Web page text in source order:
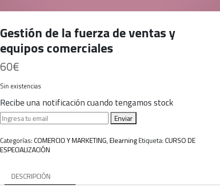
Gestión de la fuerza de ventas y
equipos comerciales
60€
Sin existencias
Recibe una notificación cuando tengamos stock
Enviar
Categorías:COMERCIO Y MARKETING,ElearningEtiqueta:CURSO DE
ESPECIALIZACIÓN
DESCRIPCIÓN